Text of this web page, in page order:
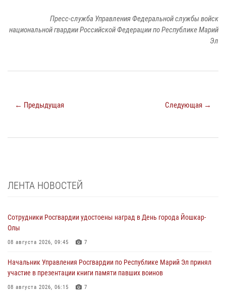
Пресс-служба Управления Федеральной службы войск
национальной гвардии Российской Федерации по Республике Марий
Эл
← Предыдущая Следующая →
ЛЕНТА НОВОСТЕЙ
Сотрудники Росгвардии удостоены наград в День города Йошкар-
Олы
08 августа 2026, 09:45 7
Начальник Управления Росгвардии по Республике Марий Эл принял
участие в презентации книги памяти павших воинов
08 августа 2026, 06:15 7